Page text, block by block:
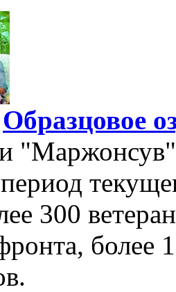
Образцовое
300
более